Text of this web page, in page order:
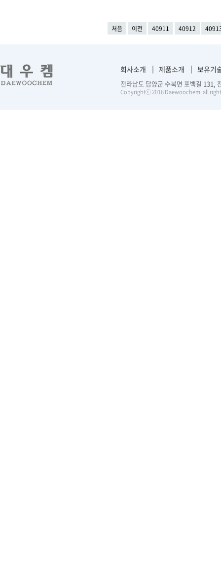
처음 이전 40911 40912
회사소개 제품소개 보유기
전라남도 담양군 수북면 포백길
Copyrightⓒ 2016 Daewoochem. all